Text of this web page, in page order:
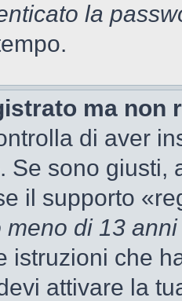
la
ma non
di aver
Se sono giusti,
il supporto
meno di 13 anni
istruzioni che
attivare la